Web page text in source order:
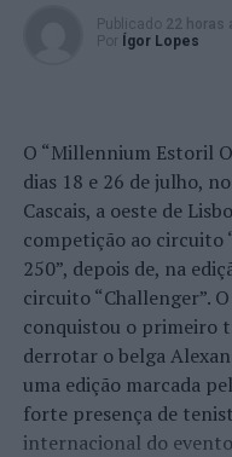
Publicado 22 horas
Por
Ígor Lopes
O “Millennium Estoril
dias 18 e 26 de julho,
Cascais, a oeste de
competição ao circuito
250”, depois de, na
circuito “Challenger”.
conquistou o primeiro
derrotar o belga
uma edição marcada
forte presença de
internacional do